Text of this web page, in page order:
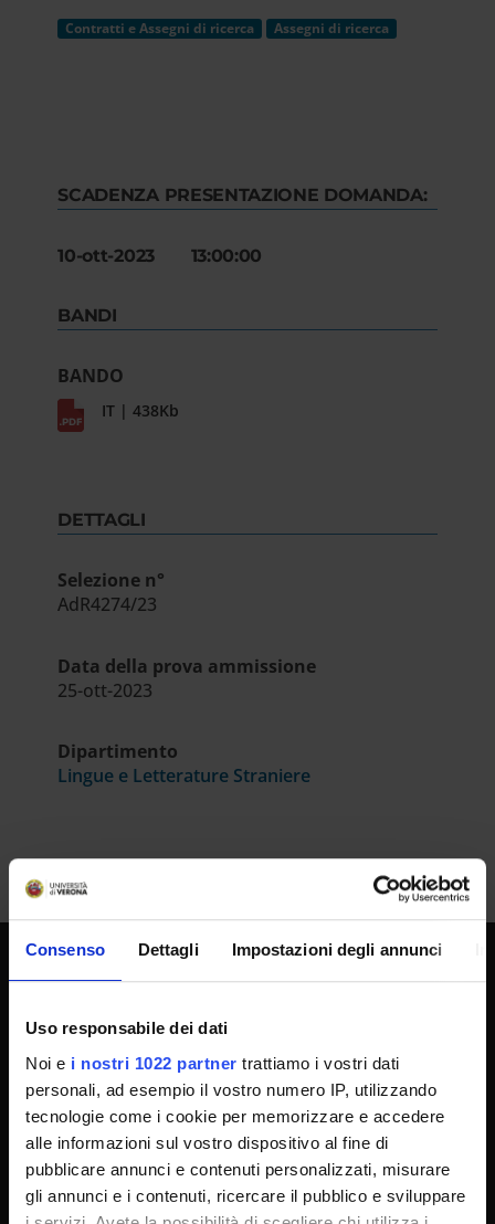
Consenso Dettagli Impostazioni degli annunci
Uso responsabile dei dati
Noi e i nostri 1022 partner trattiamo i vostri dati
personali, ad esempio il vostro numero IP, utilizzando
tecnologie come i cookie per memorizzare e accedere
alle informazioni sul vostro dispositivo al fine di
pubblicare annunci e contenuti personalizzati, misurare
gli annunci e i contenuti, ricercare il pubblico e sviluppare
Contratti e Assegni di ricerca Assegni di ricerca
SCADENZA PRESENTAZIONE DOMANDA:
10-ott-2023 13:00:00
BANDI
BANDO
IT | 438Kb
DETTAGLI
Selezione n°
AdR4274/23
Data della prova ammissione
25-ott-2023
Dipartimento
Lingue e Letterature Straniere
Amministrazione trasparente
Albo Ufficiale
Concorsi
Atti di notifica